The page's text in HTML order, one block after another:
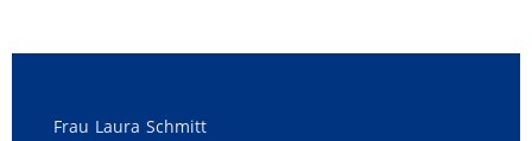
Frau Laura Schmitt